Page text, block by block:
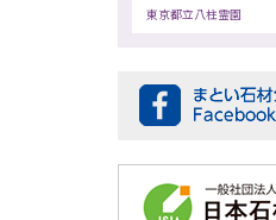
東京都立八柱霊園